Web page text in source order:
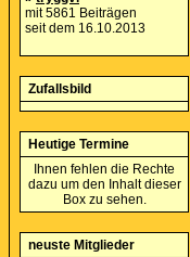
mit 5861 Beiträgen
seit dem 16.10.2013
Zufallsbild
Heutige Termine
Ihnen fehlen die Rechte
dazu um den Inhalt dieser
Box zu sehen.
neuste Mitglieder